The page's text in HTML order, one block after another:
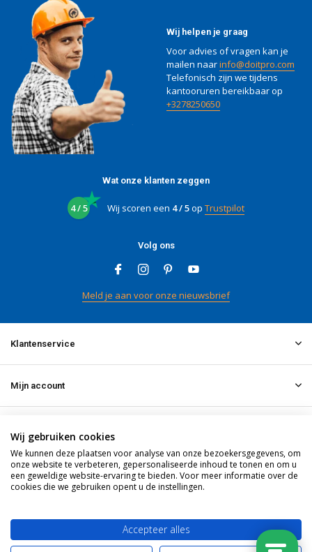
Wij helpen je graag
Voor advies of vragen kan je
mailen naarinfo@doitpro.com
Telefonisch zijn we tijdens
kantooruren bereikbaar op
+3278250650
Wat onze klanten zeggen
4 / 5 Wij scoren een 4 / 5op Trustpilot
Volg ons
Meld je aan voor onze nieuwsbrief
Klantenservice
Mijn account
Contact
Wij gebruiken cookies
We kunnen deze plaatsen voor analyse van onze bezoekersgegevens, om
onze website te verbeteren, gepersonaliseerde inhoud te tonen en om u
een geweldige website-ervaring te bieden. Voor meer informatie over de
cookies die we gebruiken opent u de instellingen.
Accepteer alles